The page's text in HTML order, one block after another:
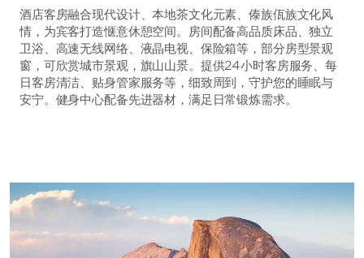
酒店客房融合现代设计、本地茶文化元素、傣族佤族文化风
情，为宾客打造惬意休憩空间。房间配备高品质床品、独立
卫浴、高速无线网络、液晶电视、保险箱等，部分房型景观
窗，可欣赏城市景观，旗山山景。提供24小时客房服务、每
日客房清洁、贴身管家服务等，细致周到，守护您的睡眠与
安宁。健身中心配备先进器材，满足日常锻炼需求。